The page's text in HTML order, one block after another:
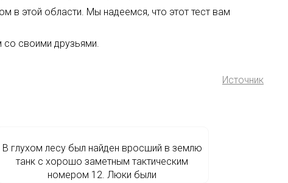
в этой области. Мы надеемся, что этот тест вам
со своими друзьями.
Источник
В глухом лесу был найден вросший в землю
танк с хорошо заметным тактическим
номером 12. Люки были